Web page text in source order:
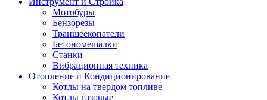
Мотобуры
Бензорезы
Траншеекопатели
Бетономешалки
Станки
Вибрационная техника
Отопление и Кондиционирование
Котлы на твердом топливе
Котлы газовые